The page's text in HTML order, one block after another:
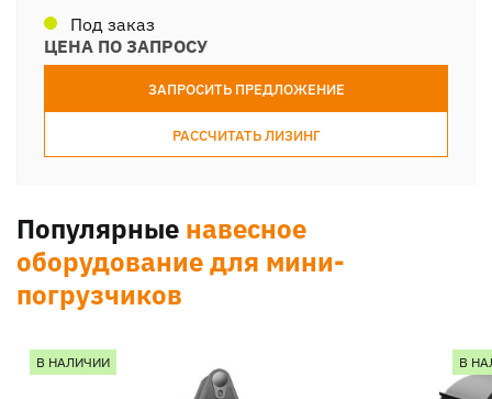
Под заказ
ЦЕНА ПО ЗАПРОСУ
ЗАПРОСИТЬ ПРЕДЛОЖЕНИЕ
РАССЧИТАТЬ ЛИЗИНГ
Популярные навесное
оборудование для мини-
погрузчиков
В НАЛИЧИИ В